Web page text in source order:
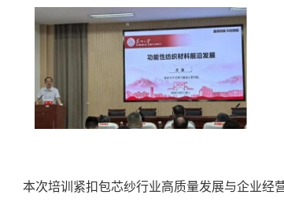
本次培训紧扣包芯纱行业高质量发展与企业经